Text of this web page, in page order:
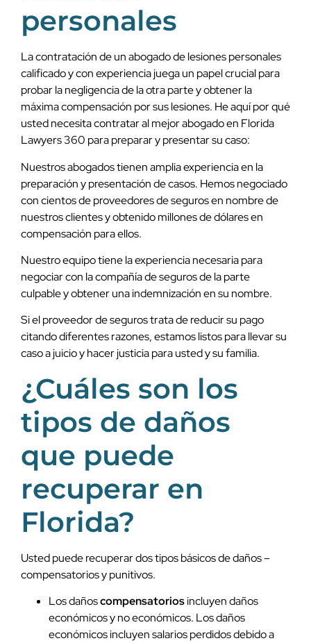
personales
La contratación de un abogado de lesiones personales
calificado y con experiencia juega un papel crucial para
probar la negligencia de la otra parte y obtener la
máxima compensación por sus lesiones. He aquí por qué
usted necesita contratar al mejor abogado en Florida
Lawyers 360 para preparar y presentar su caso:
Nuestros abogados tienen amplia experiencia en la
preparación y presentación de casos. Hemos negociado
con cientos de proveedores de seguros en nombre de
nuestros clientes y obtenido millones de dólares en
compensación para ellos.
Nuestro equipo tiene la experiencia necesaria para
negociar con la compañía de seguros de la parte
culpable y obtener una indemnización en su nombre.
Si el proveedor de seguros trata de reducir su pago
citando diferentes razones, estamos listos para llevar su
caso a juicio y hacer justicia para usted y su familia.
¿Cuáles son los
tipos de daños
que puede
recuperar en
Florida?
Usted puede recuperar dos tipos básicos de daños –
compensatorios y punitivos.
Los dañoscompensatoriosincluyen daños
económicos y no económicos. Los daños
económicos incluyen salarios perdidos debido a